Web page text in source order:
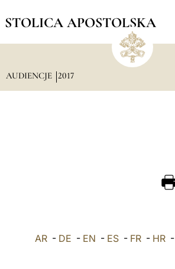
STOLICA APOSTOLSKA
AUDIENCJE 2017
AR- DE - EN - ES- FR- HR-